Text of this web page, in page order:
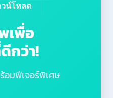
วน์โหลด
เพื่อ
กว่า!
มฟีเจอร์พิเศษ